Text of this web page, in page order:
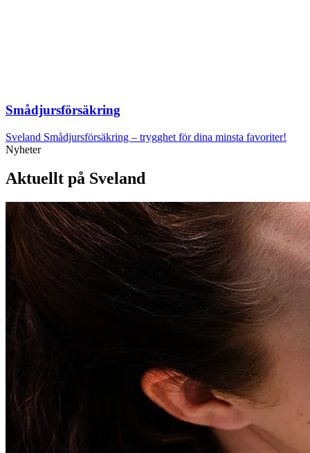
Smådjurs­försäkring
Sveland Smådjursförsäkring – trygghet för dina minsta favoriter!
Nyheter
Aktuellt på Sveland